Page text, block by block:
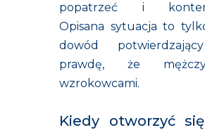
popatrzeć i
Opisana sytuacja to
dowód
prawdę, że
wzrokowcami.
Kiedy otworzyć